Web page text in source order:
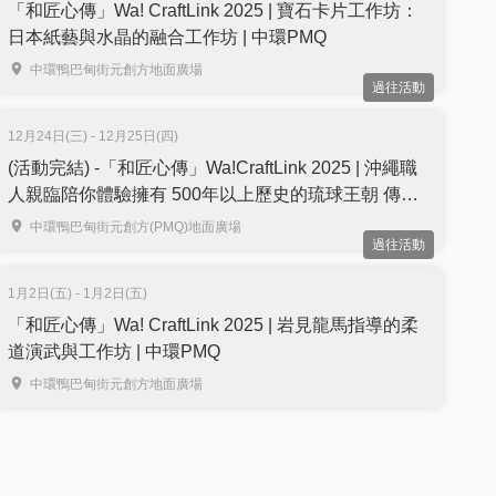
「和匠心傳」Wa! CraftLink 2025 | 寶石卡片工作坊：
日本紙藝與水晶的融合工作坊 | 中環PMQ
中環鴨巴甸街元創方地面廣場
過往活動
12月24日(三) - 12月25日(四)
(活動完結) -「和匠心傳」Wa!CraftLink 2025 | 沖繩職
人親臨陪你體驗擁有 500年以上歷史的琉球王朝 傳統
工藝「紅型染」| 中環PMQ
中環鴨巴甸街元創方(PMQ)地面廣場
過往活動
1月2日(五) - 1月2日(五)
「和匠心傳」Wa! CraftLink 2025 | 岩見龍馬指導的柔
道演武與工作坊 | 中環PMQ
中環鴨巴甸街元創方地面廣場